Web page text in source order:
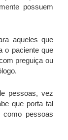
possuem
aqueles que
o paciente que
preguiça ou
pessoas, vez
que porta tal
pessoas